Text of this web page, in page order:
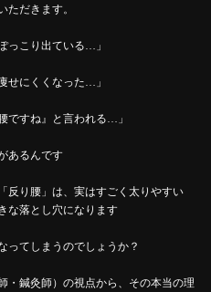
ただきます。
っこり出ている…」
せにくくなった…」
ですね』と言われる…」
あるんです
反り腰」は、実はすごく太りやすい
な落とし穴になります
ってしまうのでしょうか？
・鍼灸師）の視点から、その本当の理